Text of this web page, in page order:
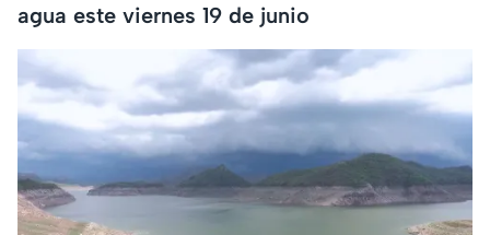
agua este viernes 19 de junio